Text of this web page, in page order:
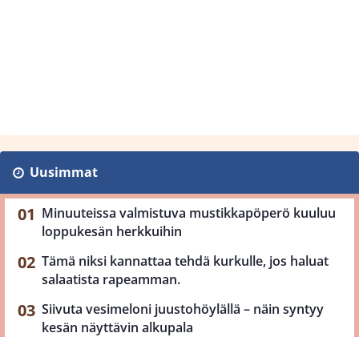
Uusimmat
Minuuteissa valmistuva mustikkapöperö kuuluu
loppukesän herkkuihin
Tämä niksi kannattaa tehdä kurkulle, jos haluat
salaatista rapeamman.
Siivuta vesimeloni juustohöylällä – näin syntyy
kesän näyttävin alkupala